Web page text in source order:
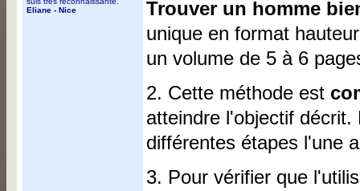
Eliane - Nice
Trouver un homme
unique en format
un volume de 5 à 6
2. Cette méthode est
atteindre l'objectif
différentes étapes l'une
3. Pour vérifier que